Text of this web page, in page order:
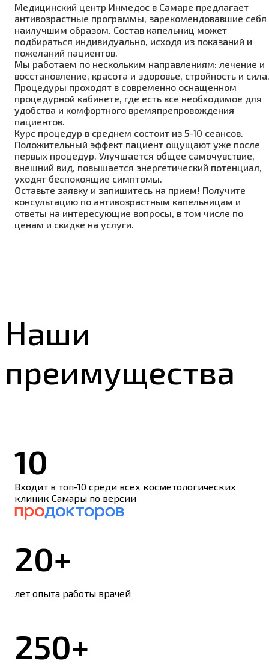
Медицинский центр Инмедос в Самаре предлагает
антивозрастные программы, зарекомендовавшие себя
наилучшим образом. Состав капельниц может
подбираться индивидуально, исходя из показаний и
пожеланий пациентов.
Мы работаем по нескольким направлениям: лечение и
восстановление, красота и здоровье, стройность и сила.
Процедуры проходят в современно оснащенном
процедурной кабинете, где есть все необходимое для
удобства и комфортного времяпрепровождения
пациентов.
Курс процедур в среднем состоит из 5-10 сеансов.
Положительный эффект пациент ощущают уже после
первых процедур. Улучшается общее самочувствие,
внешний вид, повышается энергетический потенциал,
уходят беспокоящие симптомы.
Оставьте заявку и запишитесь на прием! Получите
консультацию по антивозрастным капельницам и
ответы на интересующие вопросы, в том числе по
ценам и скидке на услуги.
Наши
преимущества
10
Входит в топ-10 среди всех косметологических
клиник Самары по версии
20+
лет опыта работы врачей
250+